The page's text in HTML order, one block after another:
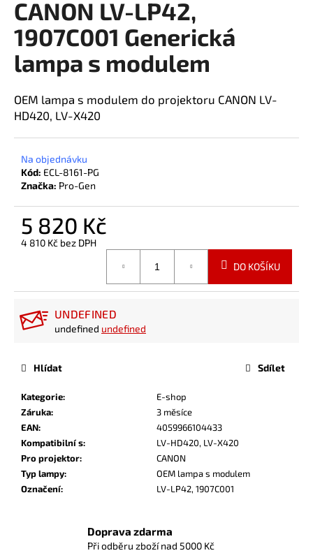
CANON LV-LP42,
1907C001 Generická
lampa s modulem
OEM lampa s modulem do projektoru CANON LV-
HD420, LV-X420
Na objednávku
Kód: ECL-8161-PG
Značka: Pro-Gen
5 820 Kč
4 810 Kč bez DPH
DO KOŠÍKU
UNDEFINED
undefined undefined
Kategorie:
E-shop
Záruka:
3 měsíce
EAN:
4059966104433
Kompatibilní s:
LV-HD420, LV-X420
Pro projektor:
CANON
Typ lampy:
OEM lampa s modulem
Označení: LV-LP42, 1907C001
Hlídat Sdílet
Doprava zdarma
Při odběru zboží nad 5000 Kč
a
j
í
t
?